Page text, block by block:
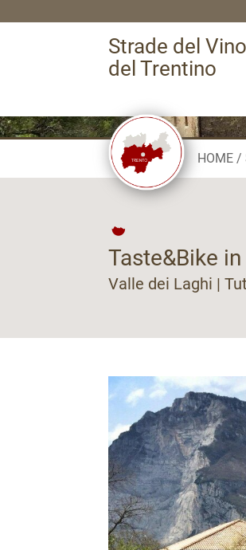
Strade del
del Trentino
HOME
Taste&Bike
Valle dei Laghi |